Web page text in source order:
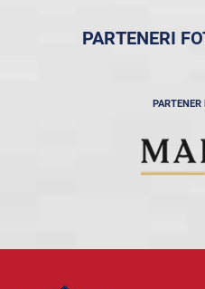
PARTENERI
PARTENER